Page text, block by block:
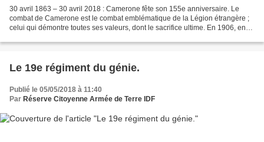
30 avril 1863 – 30 avril 2018 : Camerone fête son 155e anniversaire. Le
combat de Camerone est le combat emblématique de la Légion étrangère ;
celui qui démontre toutes ses valeurs, dont le sacrifice ultime. En 1906, en
Le 19e régiment du génie.
Publié le 05/05/2018 à 11:40
Par Réserve Citoyenne Armée de Terre IDF